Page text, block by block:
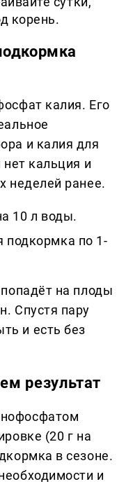
корень.
калия. Его
и калия для
кальция и
неделей ранее.
10 л воды.
подкормка по 1-
на плоды
Спустя пару
и есть без
результат
(20 г на
в сезоне.
и